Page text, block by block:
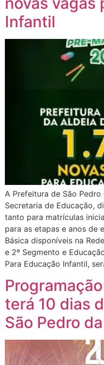
Infantil
A Prefeitura de São
Secretaria de Educação,
tanto para matrículas
para as etapas e anos de
Básica disponíveis na
e 2º Segmento e
Para Educação Infantil,
terá 10 dias
São Pedro